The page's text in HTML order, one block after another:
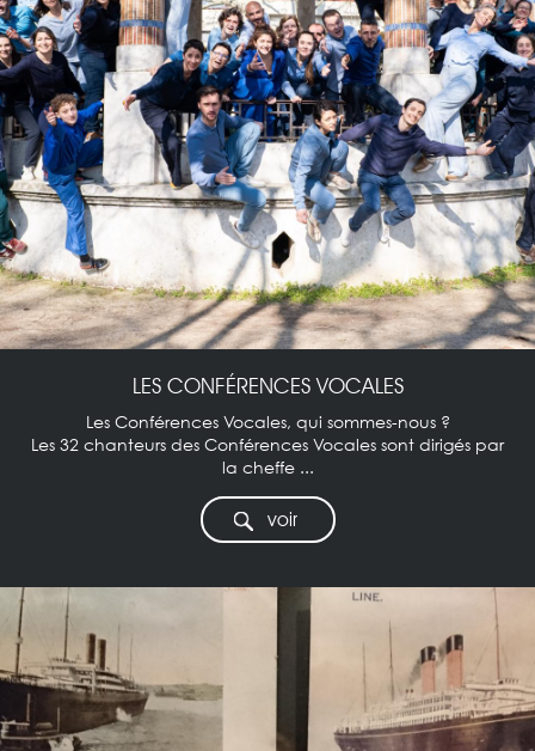
LES CONFÉRENCES VOCALES
Les Conférences Vocales, qui sommes-nous ?
Les 32 chanteurs des Conférences Vocales sont dirigés par
la cheffe ...
voir